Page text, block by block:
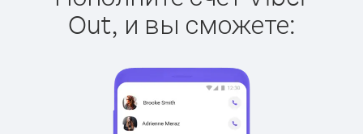
Out, и вы сможете: